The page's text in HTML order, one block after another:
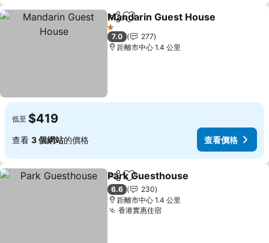
分享 放到收藏夾
Mandarin Guest House
1 星級
7.0
277
距離市中心 1.4 公里
低至 $419
查看 3 個網站的價格 查看價格
分享 放到收藏夾
Park Guesthouse
6.6
230
距離市中心 1.4 公里
香港實惠住宿查看價格